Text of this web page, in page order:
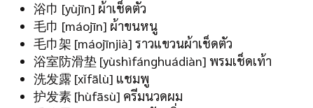
浴巾 [yùjīn] ผ้าเช็ดตัว
毛巾 [máojīn] ผ้าขนหนู
毛巾架 [máojīnjià] ราวแขวนผ้าเช็ดตัว
浴室防滑垫 [yùshìfánghuádiàn] พรมเช็ดเท้า
洗发露 [xǐfālù] แชมพู
护发素 [hùfāsù] ครีมนวดผม